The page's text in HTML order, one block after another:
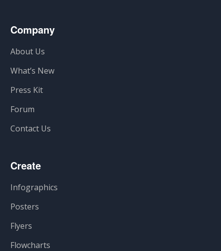
Company
About Us
What’s New
Press Kit
Forum
Contact Us
Create
Infographics
Posters
Flyers
Flowcharts